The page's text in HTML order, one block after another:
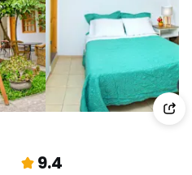
9.4